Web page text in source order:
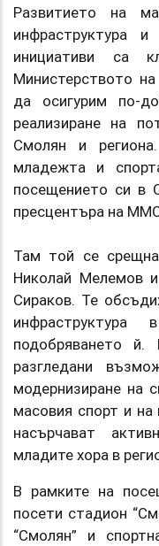
Развитието на
инфраструктура
инициативи са
Министерството
да осигурим по-
реализиране на
Смолян и
младежта и
посещението си в
пресцентъра на
Там той се
Николай Мелемов и
Сираков. Те
подобряването
разгледани
модернизиране на
масовия спорт и
насърчават
младите хора в
В рамките на
посети стадион
“Смолян” и